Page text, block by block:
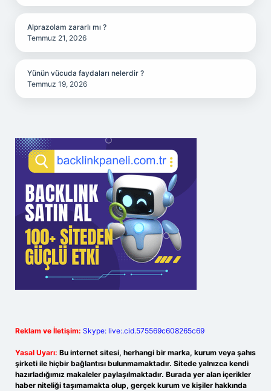
Alprazolam zararlı mı ?
Temmuz 21, 2026
Yünün vücuda faydaları nelerdir ?
Temmuz 19, 2026
Reklam ve İletişim: Skype: live:.cid.575569c608265c69
Yasal Uyarı: Bu internet sitesi, herhangi bir marka, kurum veya şahıs
şirketi ile hiçbir bağlantısı bulunmamaktadır. Sitede yalnızca kendi
hazırladığımız makaleler paylaşılmaktadır. Burada yer alan içerikler
haber niteliği taşımamakta olup, gerçek kurum ve kişiler hakkında